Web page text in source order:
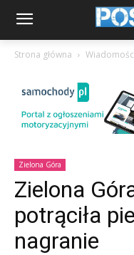
Strona główna
Zielona Góra
Zielona
potrąciła
nagranie